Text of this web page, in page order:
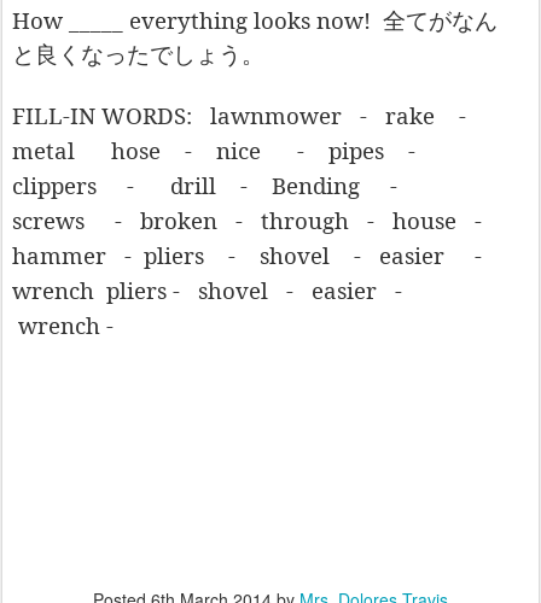
How _____ everything looks now! 全てがなん
と良くなったでしょう。
FILL-IN WORDS: lawnmower - rake
-
metal
hose - nice - pipes
-
clippers
- drill - Bending
-
screws
- broken - through - house
-
hammer - pliers - shovel - easier
-
wrench pliers - shovel - easier -
wrench -